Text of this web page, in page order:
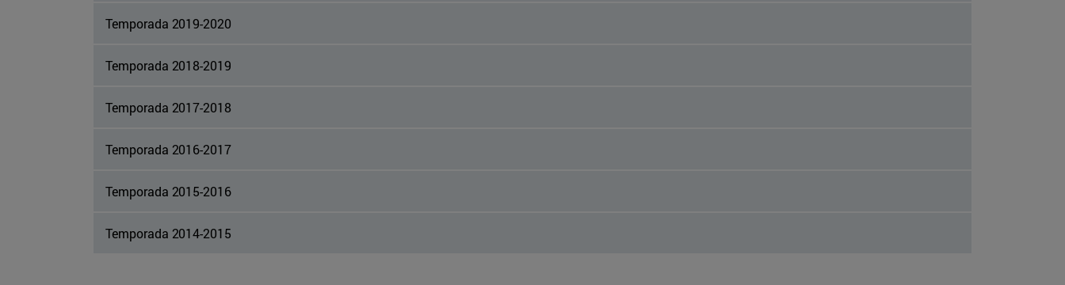
Temporada 2019-2020
Temporada 2018-2019
Temporada 2017-2018
Temporada 2016-2017
Temporada 2015-2016
Temporada 2014-2015